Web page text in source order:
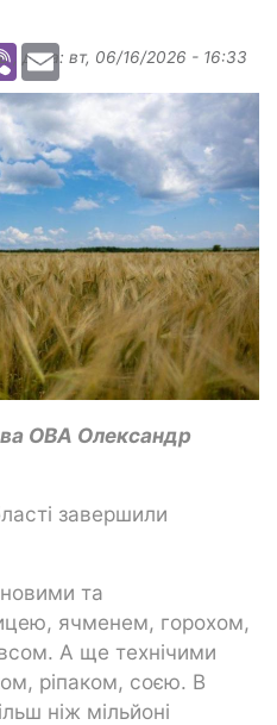
ViberEmail
, дата: вт, 06/16/2026 - 16:33
ОВА Олександр
завершили
та
ячменем, горохом,
А ще технічими
ріпаком, соєю. В
ніж мільйоні